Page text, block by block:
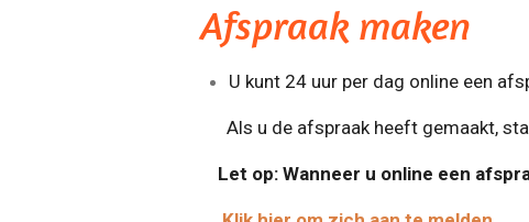
Afspraak maken
U kunt 24 uur per dag online een
Als u de afspraak heeft gemaakt,
Let op: Wanneer u online een